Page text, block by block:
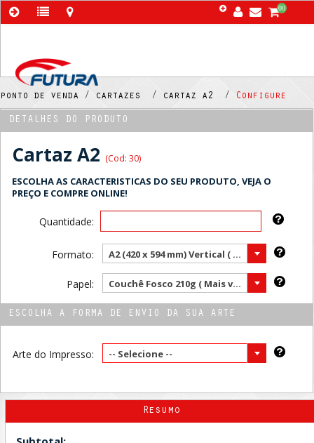
00
ponto de venda / cartazes / cartaz a2 / Configure
DETALHES DO PRODUTO
Cartaz A2 (Cod: 30)
ESCOLHA AS CARACTERISTICAS DO SEU PRODUTO, VEJA O
PREÇO E COMPRE ONLINE!
Quantidade:
Formato: A2 (420 x 594 mm) Vertical ( Mais vendido )
Papel: Couchê Fosco 210g ( Mais vendido )
ESCOLHA A FORMA DE ENVIO DA SUA ARTE
Arte do Impresso: -- Selecione --
Resumo